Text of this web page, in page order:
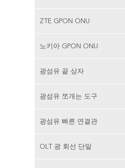
ZTE GPON ONU
노키아 GPON ONU
광섬유 끝 상자
광섬유 쪼개는 도구
광섬유 빠른 연결관
OLT 광 회선 단말